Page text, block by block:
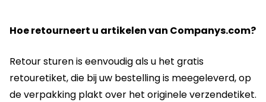
Hoe retourneert u artikelen van Companys.com?
Retour sturen is eenvoudig als u het gratis
retouretiket, die bij uw bestelling is meegeleverd, op
de verpakking plakt over het originele verzendetiket.